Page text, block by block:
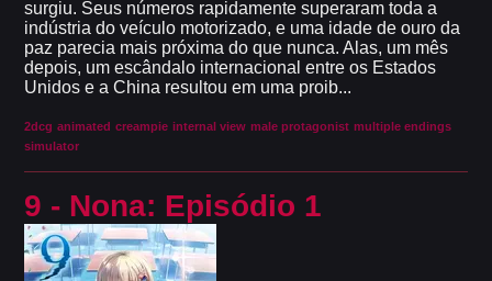
surgiu. Seus números rapidamente superaram toda a
indústria do veículo motorizado, e uma idade de ouro da
paz parecia mais próxima do que nunca. Alas, um mês
depois, um escândalo internacional entre os Estados
Unidos e a China resultou em uma proib...
2dcg animated creampie internal view male protagonist multiple endings
simulator
9 - Nona: Episódio 1